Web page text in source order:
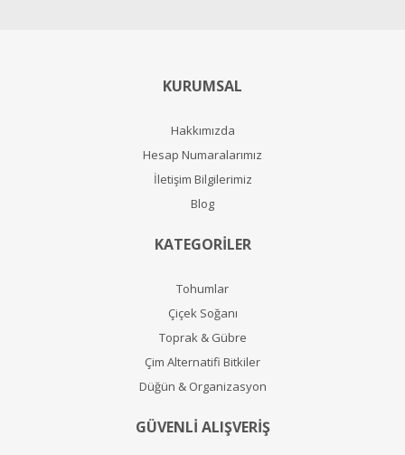
KURUMSAL
Hakkımızda
Hesap Numaralarımız
İletişim Bilgilerimiz
Blog
KATEGORİLER
Tohumlar
Çiçek Soğanı
Toprak & Gübre
Çim Alternatifi Bitkiler
Düğün & Organizasyon
GÜVENLİ ALIŞVERİŞ